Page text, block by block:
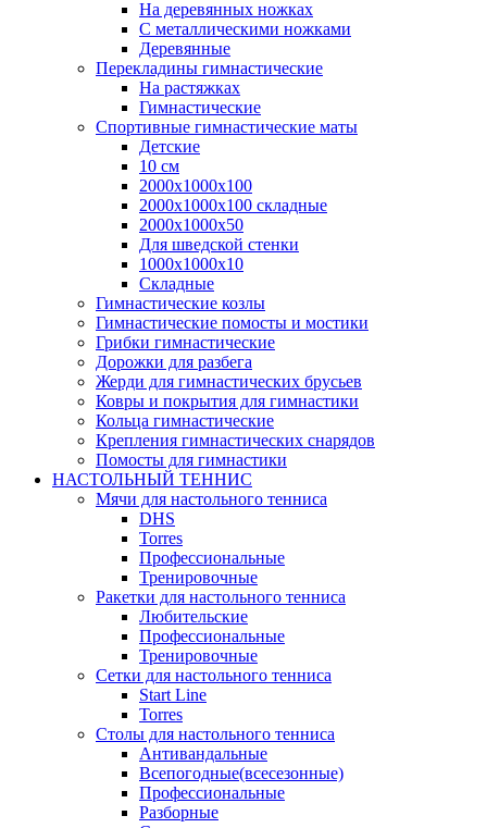
На деревянных ножках
С металлическими ножками
Деревянные
Перекладины гимнастические
На растяжках
Гимнастические
Спортивные гимнастические маты
Детские
10 см
2000х1000х100
2000х1000х100 складные
2000х1000х50
Для шведской стенки
1000х1000х10
Складные
Гимнастические козлы
Гимнастические помосты и мостики
Грибки гимнастические
Дорожки для разбега
Жерди для гимнастических брусьев
Ковры и покрытия для гимнастики
Кольца гимнастические
Крепления гимнастических снарядов
Помосты для гимнастики
НАСТОЛЬНЫЙ ТЕННИС
Мячи для настольного тенниса
DHS
Torres
Профессиональные
Тренировочные
Ракетки для настольного тенниса
Любительские
Профессиональные
Тренировочные
Сетки для настольного тенниса
Start Line
Torres
Столы для настольного тенниса
Антивандальные
Всепогодные(всесезонные)
Профессиональные
Разборные